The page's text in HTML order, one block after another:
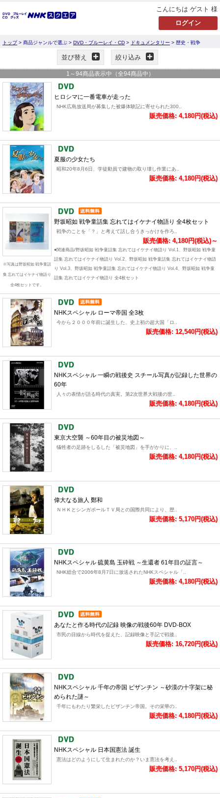
こんにちは ゲスト 様
トップ> 商品ジャンルで選ぶ > DVD・ブルーレイ・CD > ドキュメンタリー > 歴史・戦争
並び替え 絞り込み
1 ～ 94商品表示中（全94商品中）
ヒロシマに一番電車が走った
NHK広島放送局が募集した被爆体験記に寄せられた300..
販売価格: 4,180円(税込)
夏服の少女たち
昭和20年8月6日、学徒動員で建物の取り壊し作業にあ..
販売価格: 4,180円(税込)
※写真は野坂昭如 戦争童話
集 忘れてはイケナイ物語り
全4枚セットです。
野坂昭如 戦争童話集 忘れてはイケナイ物語り 全4枚セット
戦争のことを「？」と考えて話し合うきっかけを作ろ..
販売価格: 4,180円(税込)～
●関連商品/野坂昭如 戦争童話集 忘れてはイケナイ物語り Vol.1、野坂昭如 戦争童
話集 忘れてはイケナイ物語り Vol.2、野坂昭如 戦争童話集 忘れてはイケナイ物語
り Vol.3、野坂昭如 戦争童話集 忘れてはイケナイ物語り Vol.4、野坂昭如 戦争童
話集 忘れてはイケナイ物語り 全4枚セット
NHKスペシャル ローマ帝国 全3枚
今から２０００年前に誕生した、史上初の超大国「ロ..
販売価格: 12,540円(税込)
NHKスペシャル 一瞬の戦後史 スチール写真が記録した世界の
60年
人々の表情が語る時代の真実。第2次世界大戦後の世..
販売価格: 4,180円(税込)
東京大空襲 ～60年目の被災地図～
犠牲者の足跡をしるした「被災地図」を手がかりに、..
販売価格: 4,180円(税込)
偉大なる旅人 鄭和
ＮＨＫとシンガポールＴＶ局との国際共同により、歴..
販売価格: 5,170円(税込)
NHKスペシャル 硫黄島 玉砕戦 ～生還者 61年目の証言～
NHK総合で2006年8月7日に放送されたNHKスペシャル「..
販売価格: 4,180円(税込)
あなたと作る時代の記録 映像の戦後60年 DVD-BOX
市民の目線から時代を捉えた、記録映像と手記で戦後..
販売価格: 16,720円(税込)
NHKスペシャル 千年の帝国 ビザンチン ～砂漠の十字架に秘
められた謎～
千年にもわたり繁栄したビザンチン帝国。その栄華の..
販売価格: 4,180円(税込)
NHKスペシャル 日本国憲法 誕生
憲法はどのようにして生まれたのか？いま憲法を考え..
販売価格: 5,170円(税込)